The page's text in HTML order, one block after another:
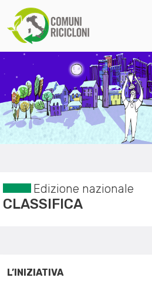
Edizione nazionale
CLASSIFICA
L’INIZIATIVA